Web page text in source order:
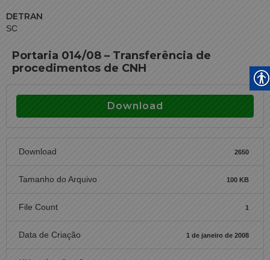
DETRAN
SC
Portaria 014/08 – Transferência de
procedimentos de CNH
Download
Download 2650
Tamanho do Arquivo 100 KB
File Count 1
Data de Criação 1 de janeiro de 2008